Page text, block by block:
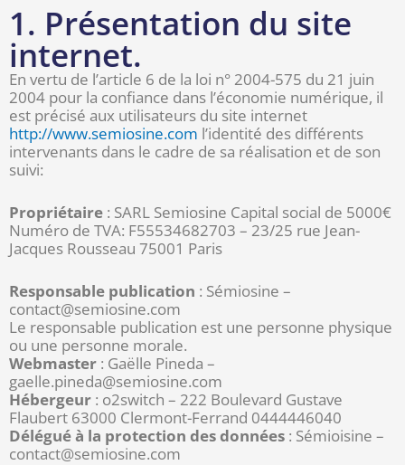
1. Présentation du site
internet.
En vertu de l’article 6 de la loi n° 2004-575 du 21 juin
2004 pour la confiance dans l’économie numérique, il
est précisé aux utilisateurs du site internet
http://www.semiosine.com l’identité des différents
intervenants dans le cadre de sa réalisation et de son
suivi:
Propriétaire : SARL Semiosine Capital social de 5000€
Numéro de TVA: F55534682703 – 23/25 rue Jean-
Jacques Rousseau 75001 Paris
Responsable publication : Sémiosine –
contact@semiosine.com
Le responsable publication est une personne physique
ou une personne morale.
Webmaster : Gaëlle Pineda –
gaelle.pineda@semiosine.com
Hébergeur : o2switch – 222 Boulevard Gustave
Flaubert 63000 Clermont-Ferrand 0444446040
Délégué à la protection des données : Sémioisine –
contact@semiosine.com